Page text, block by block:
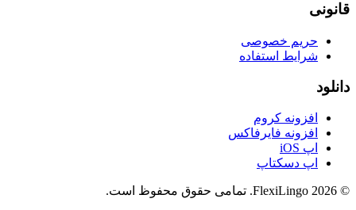
قانونی
حریم خصوصی
شرایط استفاده
دانلود
افزونه کروم
افزونه فایرفاکس
اپ iOS
اپ دسکتاپ
©
2026 تمامی حقوق محفوظ است.